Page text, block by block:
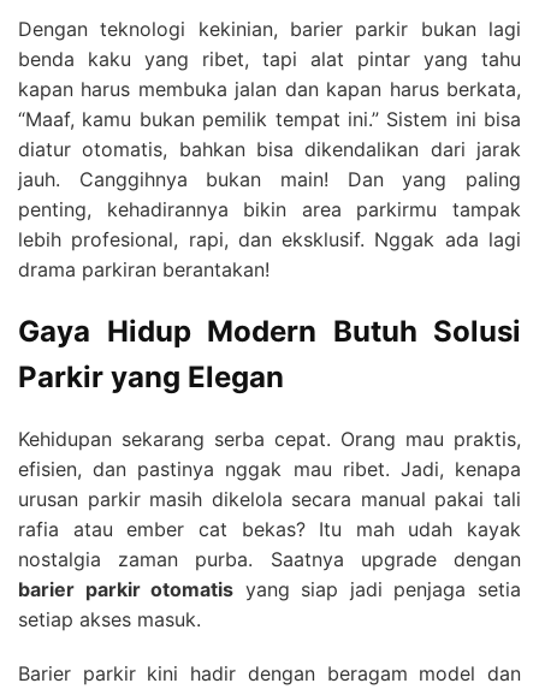
Dengan teknologi kekinian, barier parkir bukan lagi
benda kaku yang ribet, tapi alat pintar yang tahu
kapan harus membuka jalan dan kapan harus berkata,
“Maaf, kamu bukan pemilik tempat ini.” Sistem ini bisa
diatur otomatis, bahkan bisa dikendalikan dari jarak
jauh. Canggihnya bukan main! Dan yang paling
penting, kehadirannya bikin area parkirmu tampak
lebih profesional, rapi, dan eksklusif. Nggak ada lagi
drama parkiran berantakan!
Gaya Hidup Modern Butuh Solusi
Parkir yang Elegan
Kehidupan sekarang serba cepat. Orang mau praktis,
efisien, dan pastinya nggak mau ribet. Jadi, kenapa
urusan parkir masih dikelola secara manual pakai tali
rafia atau ember cat bekas? Itu mah udah kayak
nostalgia zaman purba. Saatnya upgrade dengan
barier parkir otomatis yang siap jadi penjaga setia
setiap akses masuk.
Barier parkir kini hadir dengan beragam model dan